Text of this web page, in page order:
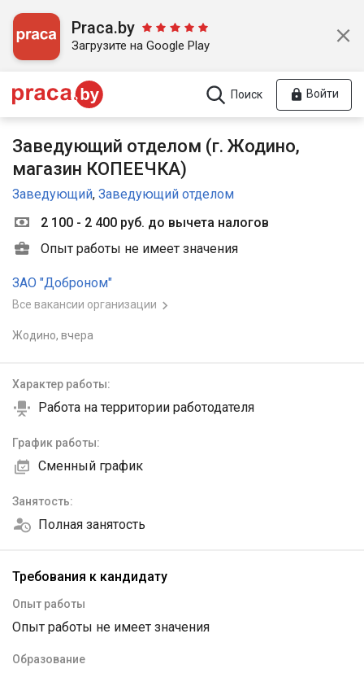
Praca.by
Загрузите на Google Play
Поиск Войти
Заведующий отделом (г. Жодино,
магазин КОПЕЕЧКА)
Заведующий, Заведующий отделом
2 100 - 2 400 руб. до вычета налогов
Опыт работы не имеет значения
ЗАО "Доброном"
Все вакансии организации
Жодино, вчера
Характер работы:
Работа на территории работодателя
График работы:
Сменный график
Занятость:
Полная занятость
Требования к кандидату
Опыт работы
Опыт работы не имеет значения
Образование